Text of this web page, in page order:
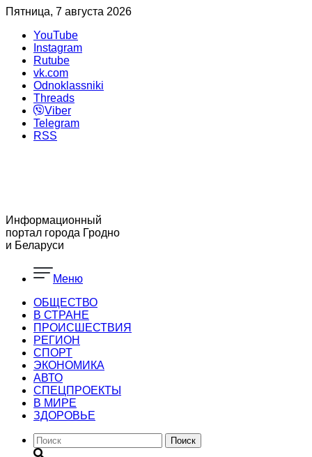
Пятница, 7 августа 2026
YouTube
Instagram
Rutube
vk.com
Odnoklassniki
Threads
Viber
Telegram
RSS
Информационный
портал города Гродно
и Беларуси
Меню
ОБЩЕСТВО
В СТРАНЕ
ПРОИСШЕСТВИЯ
РЕГИОН
CПОРТ
ЭКОНОМИКА
АВТО
СПЕЦПРОЕКТЫ
В МИРЕ
ЗДОРОВЬЕ
Поиск